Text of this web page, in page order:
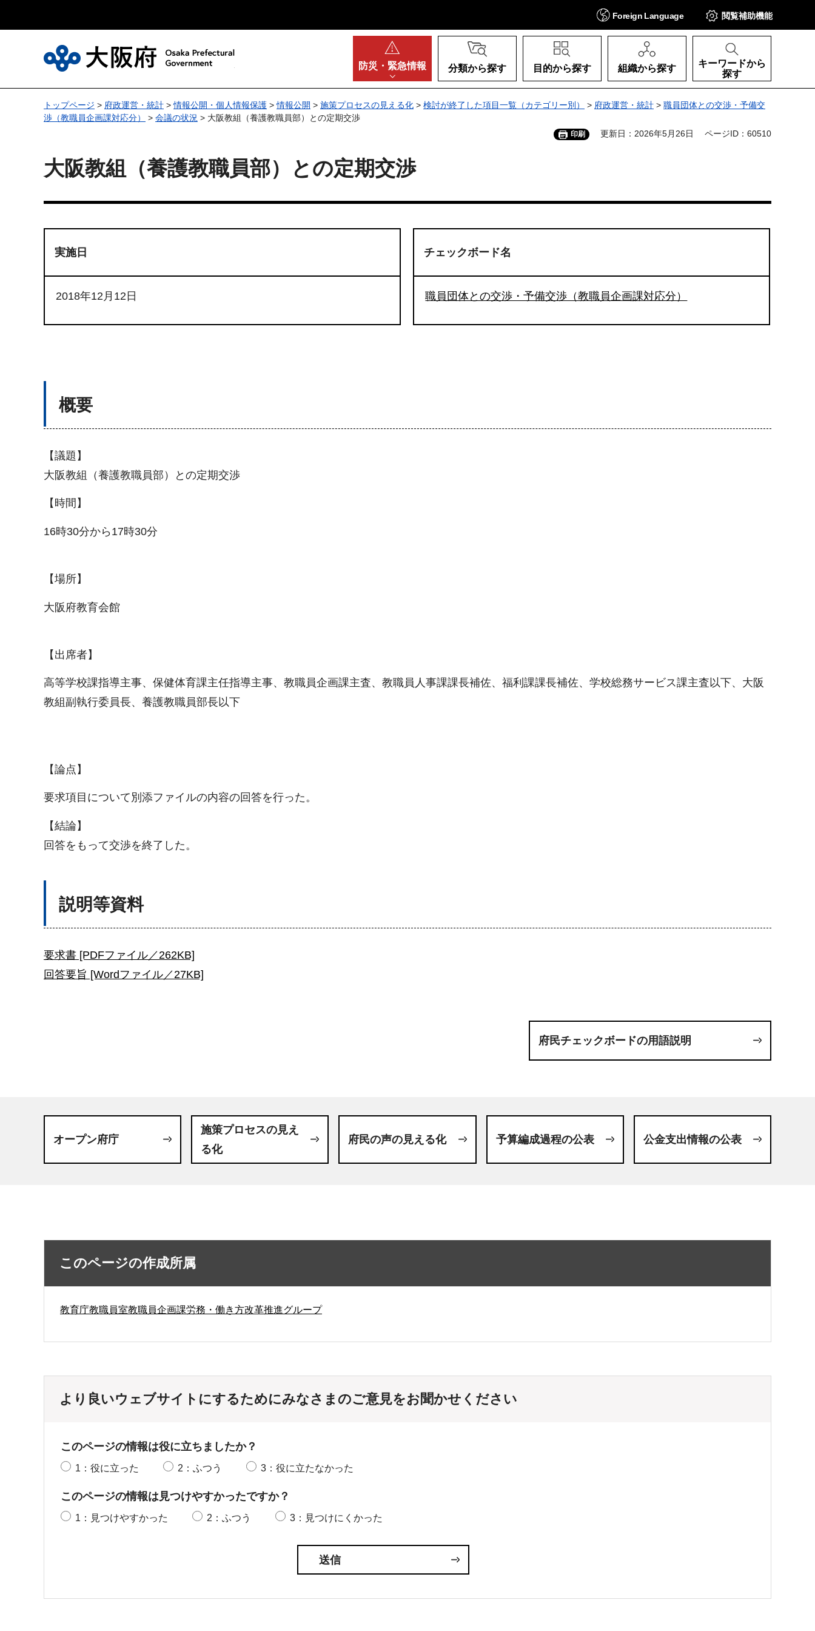
Foreign Language 閲覧補助機能
防災・ 緊急情報 分類から探す 目的から探す 組織から探す
キーワードから
探す
トップページ > 府政運営・統計 >情報公開・個人情報保護 >情報公開 > 施策プロセスの見える化 > 検討が終了した項目一覧（カテゴリー別） > 府政運営・統計 > 職員団体との交渉・予備交
渉（教職員企画課対応分）
> 会議の状況 > 大阪教組（養護教職員部）との定期交渉
印刷 更新日：2026年5月26日 ページID：60510
大阪教組（養護教職員部）との定期交渉
実施日
2018年12月12日
チェックボード名
職員団体との交渉・予備交渉（教職員企画課対応分）
概要
【議題】
大阪教組（養護教職員部）との定期交渉
【時間】
16時30分から17時30分
【場所】
大阪府教育会館
【出席者】
高等学校課指導主事、保健体育課主任指導主事、教職員企画課主査、教職員人事課課長補佐、福利課課長補佐、学校総務サービス課主査以下、大阪
教組副執行委員長、養護教職員部長以下
【論点】
要求項目について別添ファイルの内容の回答を行った。
【結論】
回答をもって交渉を終了した。
説明等資料
要求書 [PDFファイル／262KB]
回答要旨 [Wordファイル／27KB]
府民チェックボードの用語説明
オープン府庁
施策プロセスの見え
る化
府民の声の見える化 予算編成過程の公表 公金支出情報の公表
このページの作成所属
教育庁教職員室教職員企画課労務・働き方改革推進グループ
より良いウェブサイトにするためにみなさまのご意見をお聞かせください
このページの情報は役に立ちましたか？
1：役に立った 2：ふつう 3：役に立たなかった
このページの情報は見つけやすかったですか？
1：見つけやすかった 2：ふつう 3：見つけにくかった